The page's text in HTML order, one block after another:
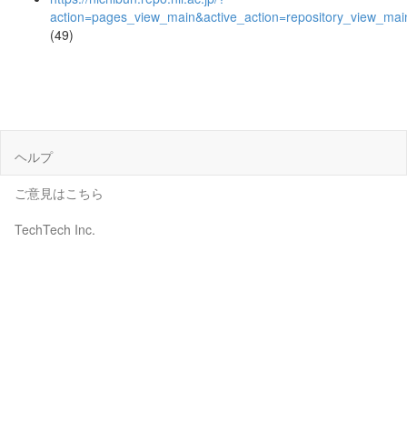
(49)
ヘルプ
ご意見はこちら
TechTech Inc.